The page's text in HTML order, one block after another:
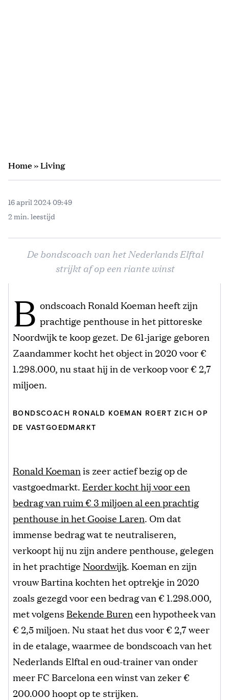
Home»Living
16 april 2024 09:49
2 min. leestijd
De bondscoach van het Nederlands Elftal
strijkt af op een riante winst
B ondscoach Ronald Koeman heeft zijn
prachtige penthouse in het pittoreske
Noordwijk te koop gezet. De 61-jarige geboren
Zaandammer kocht het object in 2020 voor €
1.298.000, nu staat hij in de verkoop voor € 2,7
miljoen.
BONDSCOACH RONALD KOEMAN ROERT ZICH OP
DE VASTGOEDMARKT
Ronald Koemanis zeer actief bezig op de
vastgoedmarkt. Eerder kocht hij voor een
bedrag van ruim € 3 miljoen al een prachtig
penthouse in het Gooise Laren. Om dat
immense bedrag wat te neutraliseren,
verkoopt hij nu zijn andere penthouse, gelegen
in het prachtige Noordwijk. Koeman en zijn
vrouw Bartina kochten het optrekje in 2020
zoals gezegd voor een bedrag van € 1.298.000,
met volgens Bekende Bureneen hypotheek van
€ 2,5 miljoen. Nu staat het dus voor € 2,7 weer
in de etalage, waarmee de bondscoach van het
Nederlands Elftal en oud-trainer van onder
meer FC Barcelona een winst van zeker €
200.000 hoopt op te strijken.